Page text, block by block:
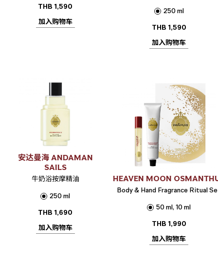
THB 1,590
加入购物车
250 ml
THB 1,590
加入购物车
安达曼海 ANDAMAN
SAILS
牛奶浴按摩精油
250 ml
THB 1,690
加入购物车
HEAVEN MOON
Body & Hand Fragrance Ritual
50 ml, 10 ml
THB 1,990
加入购物车